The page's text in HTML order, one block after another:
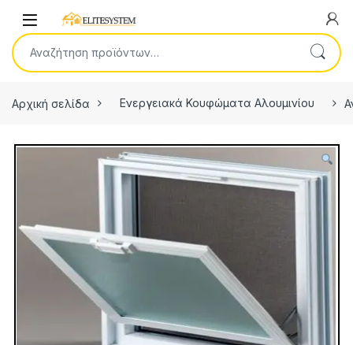
Open
Αναζήτηση για:
Αρχική σελίδα Ενεργειακά Κουφώματα Αλουμινίου